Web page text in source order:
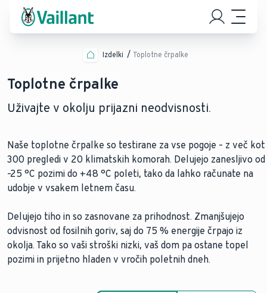
Izdelki Toplotne črpalke
Toplotne črpalke
Uživajte v okolju prijazni neodvisnosti.
Naše toplotne črpalke so testirane za vse pogoje – z več kot
300 pregledi v 20 klimatskih komorah. Delujejo zanesljivo od
–25 °C pozimi do +48 °C poleti, tako da lahko računate na
udobje v vsakem letnem času.
Delujejo tiho in so zasnovane za prihodnost. Zmanjšujejo
odvisnost od fosilnih goriv, saj do 75 % energije črpajo iz
okolja. Tako so vaši stroški nizki, vaš dom pa ostane topel
pozimi in prijetno hladen v vročih poletnih dneh.